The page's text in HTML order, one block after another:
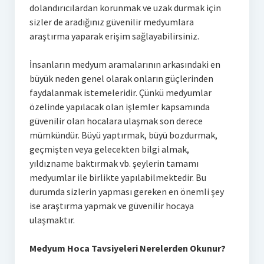
dolandırıcılardan korunmak ve uzak durmak için
sizler de aradığınız güvenilir medyumlara
araştırma yaparak erişim sağlayabilirsiniz.
İnsanların medyum aramalarının arkasındaki en
büyük neden genel olarak onların güçlerinden
faydalanmak istemeleridir. Çünkü medyumlar
özelinde yapılacak olan işlemler kapsamında
güvenilir olan hocalara ulaşmak son derece
mümkündür. Büyü yaptırmak, büyü bozdurmak,
geçmişten veya gelecekten bilgi almak,
yıldızname baktırmak vb. şeylerin tamamı
medyumlar ile birlikte yapılabilmektedir. Bu
durumda sizlerin yapması gereken en önemli şey
ise araştırma yapmak ve güvenilir hocaya
ulaşmaktır.
Medyum Hoca Tavsiyeleri Nerelerden Okunur?